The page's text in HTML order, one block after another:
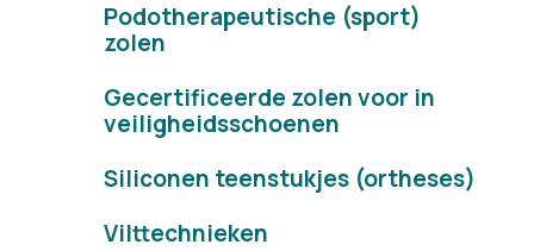
Podotherapeutische (sport)
zolen
Gecertificeerde zolen voor in
veiligheidsschoenen
Siliconen teenstukjes (ortheses)
Vilttechnieken